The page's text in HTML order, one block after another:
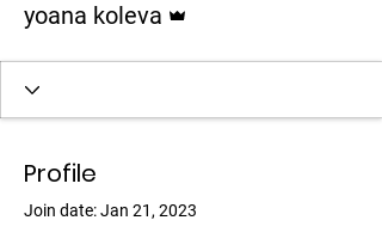
yoana koleva
Profile
Join date: Jan 21, 2023